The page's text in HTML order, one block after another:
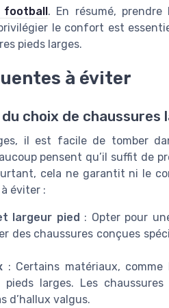
football. En résumé, prendre
le confort est
pieds larges.
à éviter
choix de chaussures
il est facile de tomber
pensent qu’il suffit de
cela ne garantit ni le
éviter :
largeur pied : Opter pour
des chaussures conçues
: Certains matériaux,
pieds larges. Les
d’hallux valgus.